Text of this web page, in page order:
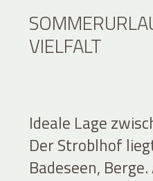
VIELFALT
Ideale Lage
Der Stroblhof
Badeseen,